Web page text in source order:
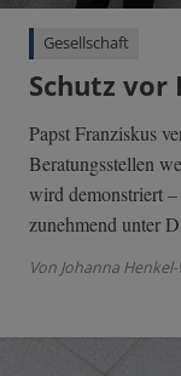
Gesellschaft
Schutz vor
Papst Franziskus
Beratungsstellen
wird demonstriert
zunehmend unter
Von Johanna